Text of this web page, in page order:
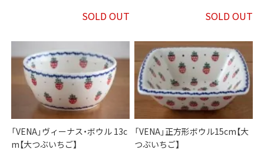
SOLD OUT SOLD OUT
「VENA」ヴィーナス・ボウル 13c
m【大つぶいちご】
「VENA」正方形ボウル15cm【大
つぶいちご】